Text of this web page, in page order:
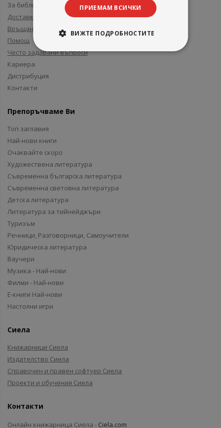
За библиотеки
Доставка
Връщане
Помощ
Често задавани въпроси
Кариера
Дистрибуция
Контакти
Препоръчваме Ви
Топ заглавия
Най-нови книги
Очаквайте скоро
Художествена литература
Съвременна българска литература
Съвременна световна литература
Детска литература
Литература за тийнейджъри
Туризъм
Речници, Разговорници, Самоучители
Юридическа литература
Ваучери
Музика - Най-нови
Филми - Най-нови
Е-книги Най-нови
Настолни игри
Сиела
Книжарници Сиела
Издателство Сиела
Справочен и правен софтуер Сиела
Проекти и обучения Сиела
Контакти
Онлайн книжарница Сиела - Ciela.com
ПРИЕМАМ ВСИЧКИ
ВИЖТЕ ПОДРОБНОСТИТЕ